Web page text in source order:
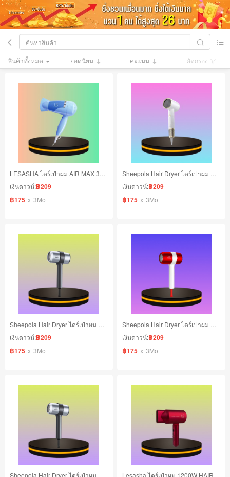
สินค้าทั้งหมด ยอดนิยม คะแนน คัดกรอง
เงินดาวน์:฿209
฿175 x 3Mo
เงินดาวน์:฿209
฿175 x 3Mo
เงินดาวน์:฿209
฿175 x 3Mo
เงินดาวน์:฿209
฿175 x 3Mo